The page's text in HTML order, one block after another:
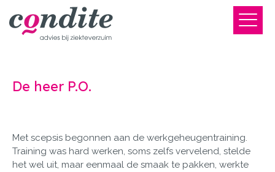
De heer P.O.
Met scepsis begonnen aan de werkgeheugentraining.
Training was hard werken, soms zelfs vervelend, stelde
het wel uit, maar eenmaal de smaak te pakken, werkte